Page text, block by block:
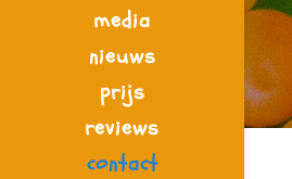
media
nieuws
prijs
reviews
contact